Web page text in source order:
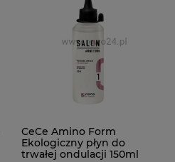
CeCe Amino Form
Ekologiczny płyn do
trwałej ondulacji 150ml